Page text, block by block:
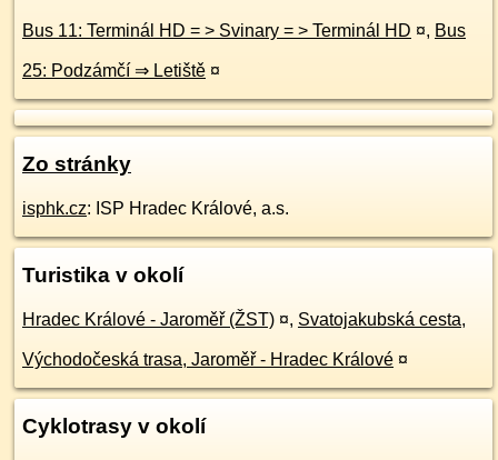
Bus 11: Terminál HD = > Svinary = > Terminál HD ¤, Bus
25: Podzámčí ⇒ Letiště ¤
Zo stránky
isphk.cz : ISP Hradec Králové, a.s.
Turistika v okolí
Hradec Králové - Jaroměř (ŽST) ¤, Svatojakubská cesta,
Východočeská trasa, Jaroměř - Hradec Králové ¤
Cyklotrasy v okolí